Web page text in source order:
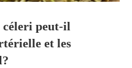
peut-il
et les